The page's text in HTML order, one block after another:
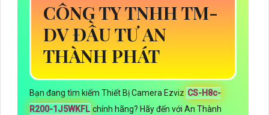
CÔNG TY TNHH TM-
DV ĐẦU TƯ AN
THÀNH PHÁT
Bạn đang tìm kiếm Thiết Bị Camera Ezviz CS-H8c-
R200-1J5WKFL chính hãng? Hãy đến với An Thành